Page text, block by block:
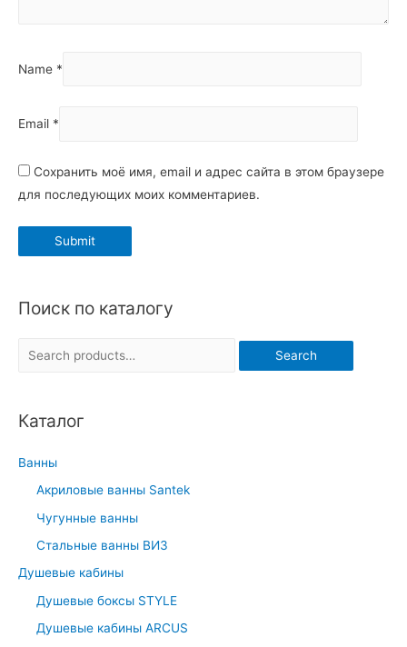
Поиск по каталогу
r
h
:
Search
Каталог
Ванны
Акриловые ванны Santek
Чугунные ванны
Стальные ванны ВИЗ
Душевые кабины
Душевые боксы STYLE
Душевые кабины ARCUS
Name *
Email *
Сохранить моё имя, email и адрес сайта в этом браузере
для последующих моих комментариев.